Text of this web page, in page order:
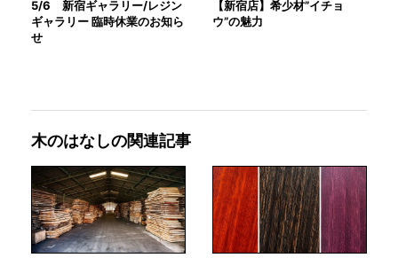
5/6 新宿ギャラリー/レジン
ギャラリー 臨時休業のお知ら
せ
【新宿店】希少材”イチョ
ウ”の魅力
木のはなしの関連記事